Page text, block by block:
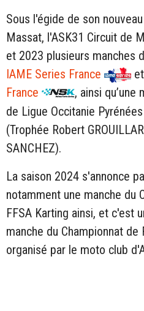
Sous l'égide de son
Massat, l'ASK31 Circuit de
et 2023 plusieurs manches
IAME Series France
France
, ainsi qu’une
de Ligue Occitanie
(Trophée Robert
SANCHEZ).
La saison 2024 s'annonce
notamment une manche du
FFSA Karting ainsi, et c'est
manche du Championnat de
organisé par le moto club